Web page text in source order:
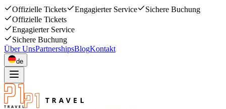
Offizielle Tickets Engagierter Service
Sichere Buchung
Offizielle Tickets
Engagierter Service
Sichere Buchung
Über UnsPartnershipsBlogKontakt
de